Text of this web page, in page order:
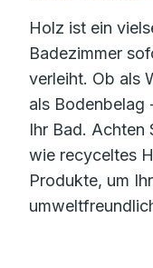
Holz ist ein
Badezimmer
verleiht. Ob als
als Bodenbelag
Ihr Bad. Achten
wie recyceltes
Produkte, um